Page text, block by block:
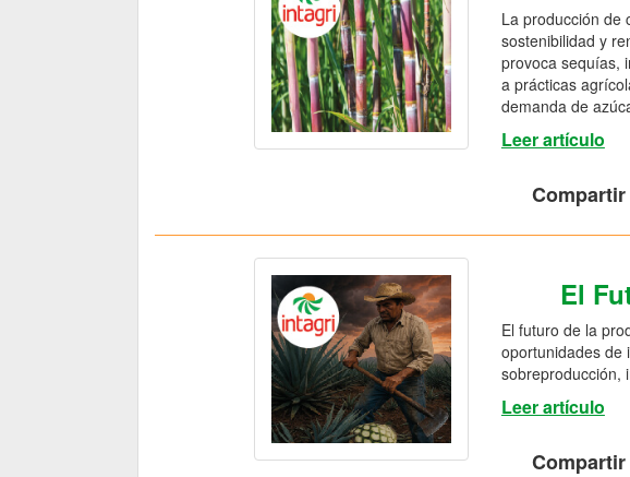
La producción de
sostenibilidad y
provoca sequías,
a prácticas
demanda de
Leer artículo
El
El futuro de la
oportunidades de
sobreproducción,
Leer artículo